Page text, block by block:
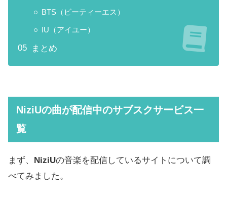
BTS（ビーティーエス）
IU（アイユー）
まとめ
NiziUの曲が配信中のサブスクサービス一
覧
まず、 NiziUの音楽を配信しているサイトについて調
べてみました。